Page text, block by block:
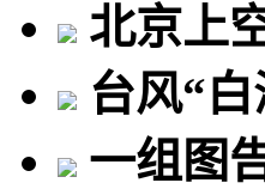
北京上
台风“
一组图